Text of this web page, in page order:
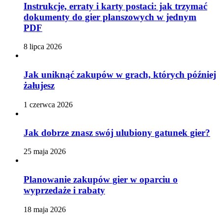
Instrukcje, erraty i karty postaci: jak trzymać
dokumenty do gier planszowych w jednym
PDF
8 lipca 2026
Jak uniknąć zakupów w grach, których później
żałujesz
1 czerwca 2026
Jak dobrze znasz swój ulubiony gatunek gier?
25 maja 2026
Planowanie zakupów gier w oparciu o
wyprzedaże i rabaty
18 maja 2026